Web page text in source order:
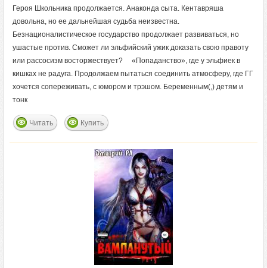
Героя Школьника продолжается. Анаконда сыта. Кентавряша
довольна, но ее дальнейшая судьба неизвестна.
Безнационалистическое государство продолжает развиваться, но
ушастые против. Сможет ли эльфийский ужик доказать свою правоту
или рассосизм восторжествует? «Попаданство», где у эльфиек в
кишках не радуга. Продолжаем пытаться соединить атмосферу, где ГГ
хочется сопереживать, с юмором и трэшом. Беременным(,) детям и
тонк
Читать Купить